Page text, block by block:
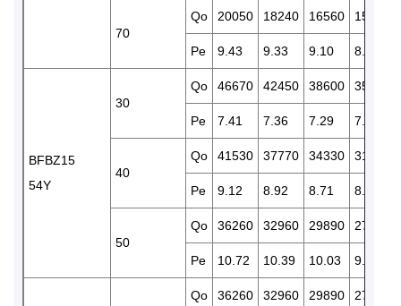
70
Qo 20050 18240 16560 15000
Pe 9.43 9.33 9.10 8.45
BFBZ15
54Y
30
Qo 46670 42450 38600 35070
Pe 7.41 7.36 7.29 7.18
40
Qo 41530 37770 34330 31120
Pe 9.12 8.92 8.71 8.45
50
Qo 36260 32960 29890 27050
Pe 10.72 10.39 10.03 9.65
Qo 36260 32960 29890 27050